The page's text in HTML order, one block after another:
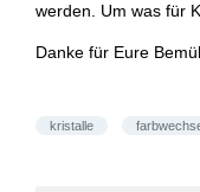
werden. Um was für
Danke für Eure
kristalle